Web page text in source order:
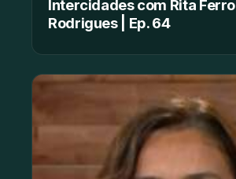
Intercidades com Rita Ferro
Rodrigues | Ep. 64